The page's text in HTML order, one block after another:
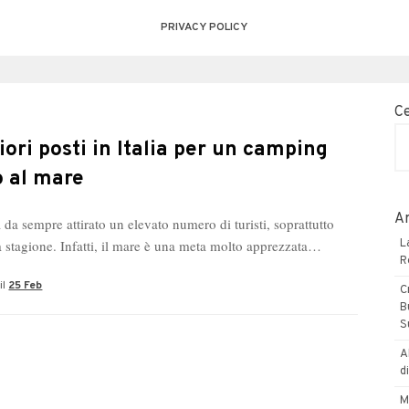
PRIVACY POLICY
posti in Italia per un camping
al mare
da sempre attirato un elevato numero di turisti, soprattutto
stagione. Infatti, il mare è una meta molto apprezzata…
25 Feb